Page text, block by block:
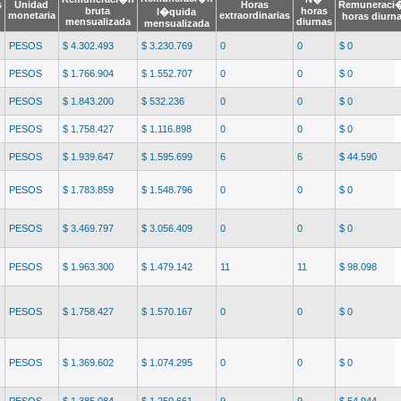
Unidad
monetaria
bruta
mensualizada
l�quida
mensualizada
Horas
extraordinarias
horas
diurnas
horas
PESOS $ 4.302.493 $ 3.230.769 0 0 $ 0
PESOS $ 1.766.904 $ 1.552.707 0 0 $ 0
PESOS $ 1.843.200 $ 532.236 0 0 $ 0
PESOS $ 1.758.427 $ 1.116.898 0 0 $ 0
PESOS $ 1.939.647 $ 1.595.699 6 6 $ 44.590
PESOS $ 1.783.859 $ 1.548.796 0 0 $ 0
PESOS $ 3.469.797 $ 3.056.409 0 0 $ 0
PESOS $ 1.963.300 $ 1.479.142 11 11 $ 98.098
PESOS $ 1.758.427 $ 1.570.167 0 0 $ 0
PESOS $ 1.369.602 $ 1.074.295 0 0 $ 0